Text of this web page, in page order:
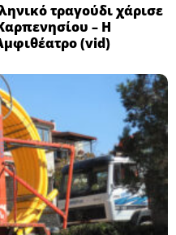
τραγούδι χάρισε
– Η
(vid)